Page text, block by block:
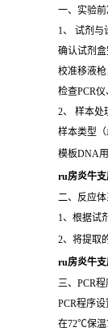
一、实验
1、 试剂与
确认试剂
校准移液枪
检查PCR
2、 样本处
样本类型
模板DNA
ru房炎牛
二、反应体
1、根据试
2、将提取
ru房炎牛
三、PCR
PCR程序
在72℃保温